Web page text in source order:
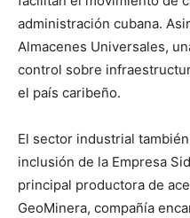
administración cubana.
Almacenes Universales,
control sobre
el país caribeño.
El sector industrial
inclusión de la Empresa
principal productora de
GeoMinera, compañía